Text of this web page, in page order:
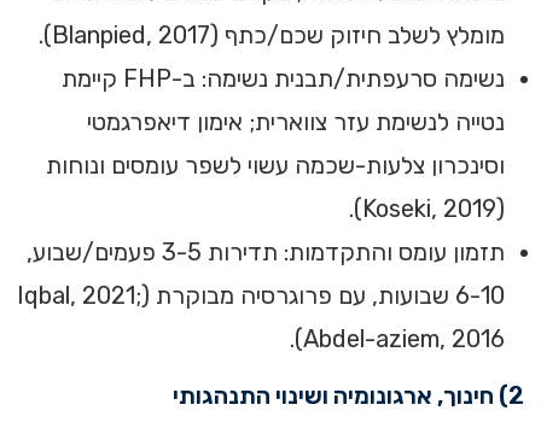
מומלץ לשלב חיזוק שכם/כתף (Blanpied, 2017).
נשימה סרעפתית/תבנית נשימה: ב-FHP קיימת
נטייה לנשימת עזר צווארית; אימון דיאפרגמטי
וסינכרון צלעות-שכמה עשוי לשפר עומסים ונוחות
(Koseki, 2019).
תזמון עומס והתקדמות: תדירות 3-5 פעמים/שבוע,
6-10 שבועות, עם פרוגרסיה מבוקרת (Iqbal, 2021;
Abdel-aziem, 2016).